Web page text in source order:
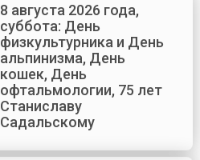
8 августа 2026 года,
суббота: День
физкультурника и День
альпинизма, День
кошек, День
офтальмологии, 75 лет
Станиславу
Садальскому